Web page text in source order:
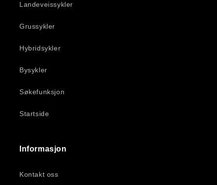
Landeveissykler
Grussykler
Hybridsykler
Bysykler
Søkefunksjon
Startside
Informasjon
Kontakt oss